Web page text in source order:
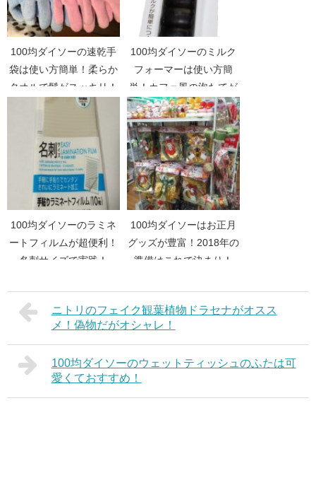
100均ダイソーの速乾手
袋は使い方簡単！柔らか
タオルで髪がスッキリ！
100均ダイソーのミルク
フォーマーは使い方簡
単！カフェ風の泡たてが
できます！
100均ダイソーのラミネ
ートフィルムが超便利！
名刺サイズで実践！
100均ダイソーはお正月
グッズが豊富！2018年の
準備はこれで決まり！
ニトリのフェイク観葉植物ドラセナがオスス
メ！偽物だがオシャレ！
100均ダイソーのウェットティッシュのふたは可
愛くておすすめ！